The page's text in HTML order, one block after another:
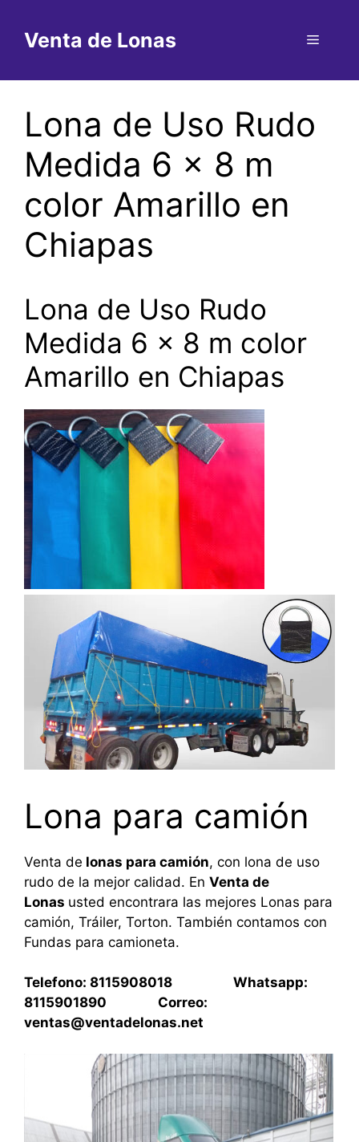
contenido
Venta de Lonas Menú
Lona de Uso Rudo
Medida 6 x 8 m
color Amarillo en
Chiapas
Lona de Uso Rudo
Medida 6 x 8 m color
Amarillo en Chiapas
Lona para camión
Venta de lonas para camión, con lona de uso
rudo de la mejor calidad. En Venta de
Lonas usted encontrara las mejores Lonas para
camión, Tráiler, Torton. También contamos con
Fundas para camioneta.
Telefono: 8115908018 Whatsapp:
8115901890 Correo:
ventas@ventadelonas.net